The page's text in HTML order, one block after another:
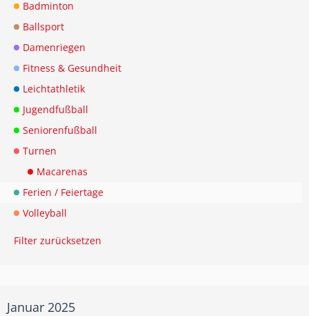
Badminton
Ballsport
Damenriegen
Fitness & Gesundheit
Leichtathletik
Jugendfußball
Seniorenfußball
Turnen
Macarenas
Ferien / Feiertage
Volleyball
Filter zurücksetzen
Januar 2025